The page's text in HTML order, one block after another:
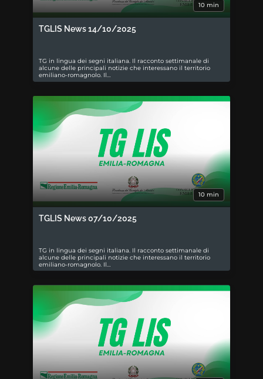
10 min
TGLIS News 14/10/2025
TG in lingua dei segni italiana. Il racconto settimanale di
alcune delle principali notizie che interessano il territorio
emiliano-romagnolo. Il…
10 min
TGLIS News 07/10/2025
TG in lingua dei segni italiana. Il racconto settimanale di
alcune delle principali notizie che interessano il territorio
emiliano-romagnolo. Il…